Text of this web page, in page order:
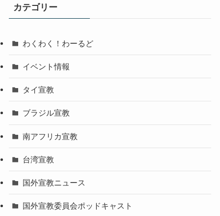
ブ
カテゴリー
わくわく！わーるど
イベント情報
タイ宣教
ブラジル宣教
南アフリカ宣教
台湾宣教
国外宣教ニュース
国外宣教委員会ポッドキャスト